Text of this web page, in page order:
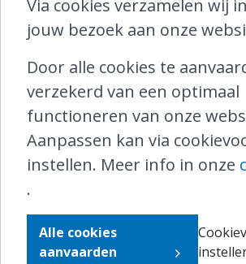
ontkoppel de batterij.
Het is verboden je step
in het station
perrons, gangen,
sporen,…).
Ondervind je problemen
step tijdens je treinreis? Je
contacteren via het nummer
of via haarcontactformulier.
Via cookies verzamelen wij
jouw bezoek aan onze
Door alle cookies te
verzekerd van een optimaal
functioneren van onze
Aanpassen kan via
instellen. Meer info in onze
.
Alle cookies
aanvaarden